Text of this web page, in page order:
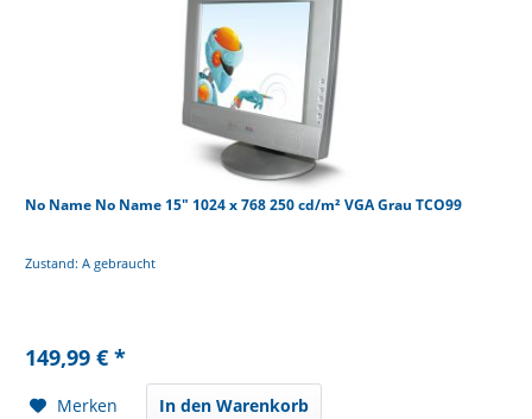
No Name No Name 15" 1024 x 768 250 cd/m² VGA Grau TCO99
Zustand: A gebraucht
149,99 € *
Merken In den Warenkorb